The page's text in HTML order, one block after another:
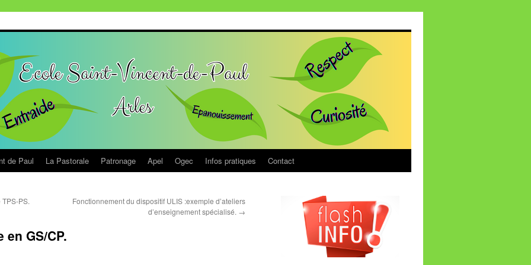
de Paul La Pastorale Patronage Apel Ogec Infos pratiques Contact
PS.
Fonctionnement du dispositif ULIS :exemple d’ateliers
d’enseignement spécialisé. →
GS/CP.